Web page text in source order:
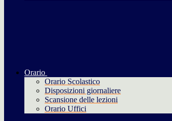
Orario
Orario Scolastico
Disposizioni giornaliere
Scansione delle lezioni
Orario Uffici